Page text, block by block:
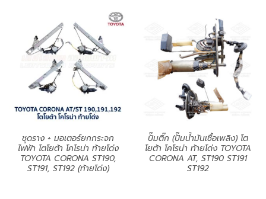
ชุดราง + มอเตอร์ยกกระจก
ไฟฟ้า โตโยต้า โคโรน่า ท้ายโด่ง
TOYOTA CORONA ST190,
ST191, ST192 (ท้ายโด่ง)
ปั๊มติ๊ก (ปั๊มน้ำมันเชื้อเพลิง) โต
โยต้า โคโรน่า ท้ายโด่ง TOYOTA
CORONA AT, ST190 ST191
ST192